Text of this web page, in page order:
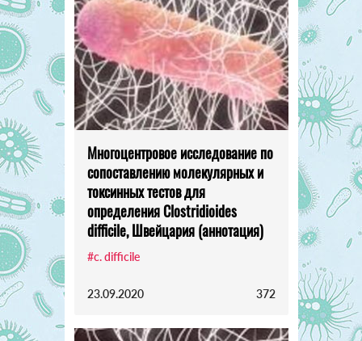
Многоцентровое исследование по
сопоставлению молекулярных и
токсинных тестов для
определения Clostridioides
difficile, Швейцария (аннотация)
#c. difficile
23.09.2020 372